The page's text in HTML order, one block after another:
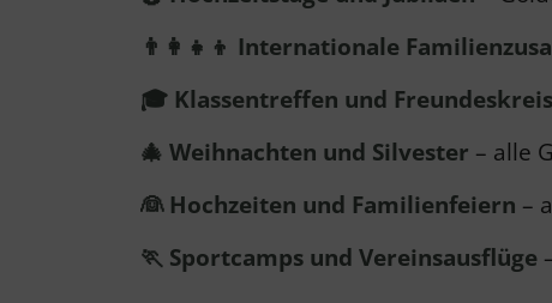
👨‍👩‍👧‍👦 Internationale
🎓 Klassentreffen und
🎄 Weihnachten und Silvester – alle
👰 Hochzeiten und Familienfeiern –
🏃 Sportcamps und Vereinsausflüge